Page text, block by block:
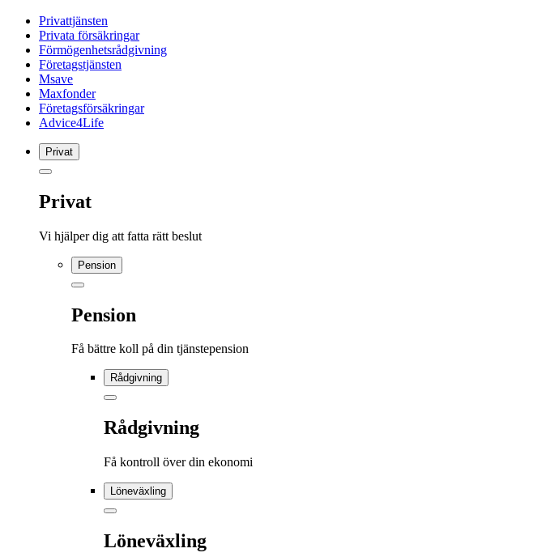
Privattjänsten
Privata försäkringar
Förmögenhetsrådgivning
Företagstjänsten
Msave
Maxfonder
Företagsförsäkringar
Advice4Life
Privat
Privat
Vi hjälper dig att fatta rätt beslut
Pension
Pension
Få bättre koll på din tjänstepension
Rådgivning
Rådgivning
Få kontroll över din ekonomi
Löneväxling
Löneväxling